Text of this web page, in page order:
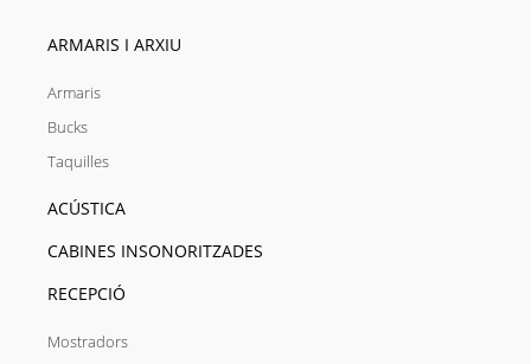
ARMARIS I ARXIU
Armaris
Bucks
Taquilles
ACÚSTICA
CABINES INSONORITZADES
RECEPCIÓ
Mostradors